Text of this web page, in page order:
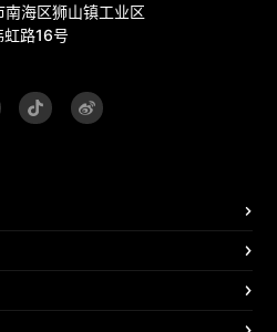
南海区狮山镇工业区
虹路16号